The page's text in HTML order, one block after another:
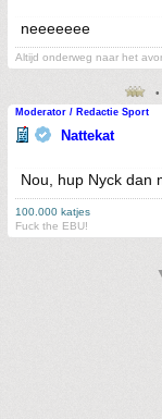
neeeeeee
Altijd onderweg naar het
Moderator / Redactie Sport
Nattekat
Nou, hup Nyck dan
100.000 katjes
Fuck the EBU!